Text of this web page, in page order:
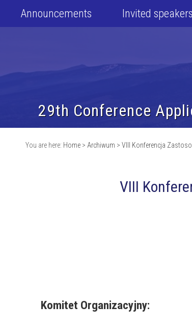
Announcements Invited speakers
29th Conference
You are here: Home >Archiwum >VIII Konferencja
VIII
Komitet Organizacyjny: